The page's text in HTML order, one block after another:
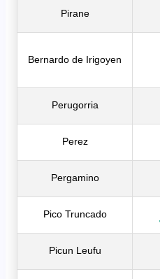
Pirane
Bernardo de Irigoyen
Perugorria
Perez
Pergamino
Pico Truncado
Picun Leufu